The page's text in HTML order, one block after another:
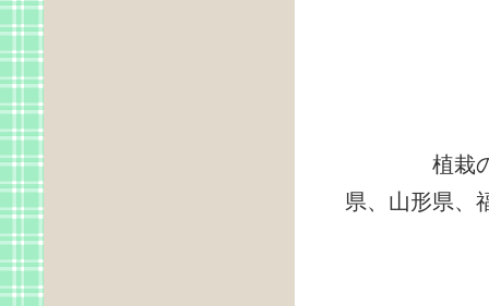
植栽のヒメ
県、山形県、